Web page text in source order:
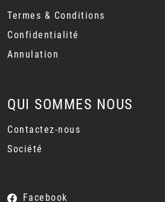
Termes & Conditions
Confidentialité
Annulation
QUI SOMMES NOUS
Contactez-nous
Société
Facebook